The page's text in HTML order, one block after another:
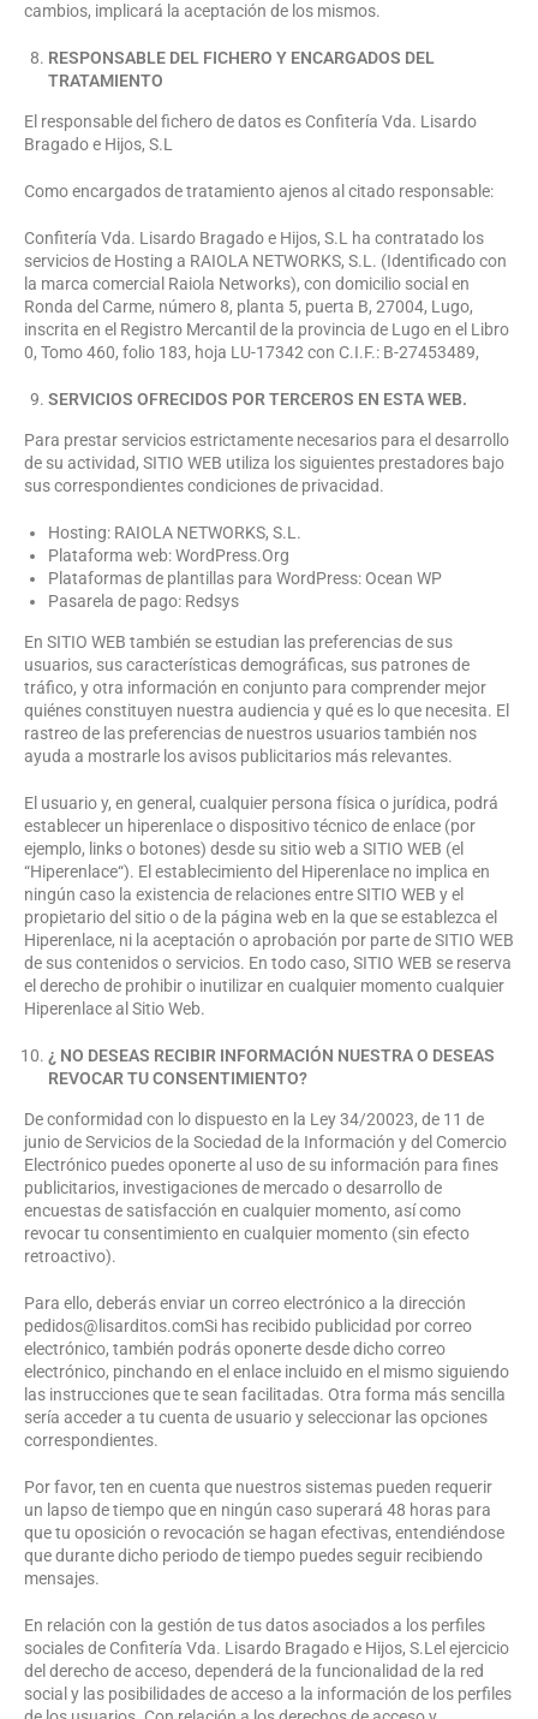
cambios, implicará la aceptación de los mismos.
RESPONSABLE DEL FICHERO Y ENCARGADOS DEL
TRATAMIENTO
El responsable del fichero de datos es Confitería Vda. Lisardo
Bragado e Hijos, S.L
Como encargados de tratamiento ajenos al citado responsable:
Confitería Vda. Lisardo Bragado e Hijos, S.L ha contratado los
servicios de Hosting a RAIOLA NETWORKS, S.L. (Identificado con
la marca comercial Raiola Networks), con domicilio social en
Ronda del Carme, número 8, planta 5, puerta B, 27004, Lugo,
inscrita en el Registro Mercantil de la provincia de Lugo en el Libro
0, Tomo 460, folio 183, hoja LU-17342 con C.I.F.: B-27453489,
SERVICIOS OFRECIDOS POR TERCEROS EN ESTA WEB.
Para prestar servicios estrictamente necesarios para el desarrollo
de su actividad, SITIO WEB utiliza los siguientes prestadores bajo
sus correspondientes condiciones de privacidad.
Hosting: RAIOLA NETWORKS, S.L.
Plataforma web: WordPress.Org
Plataformas de plantillas para WordPress: Ocean WP
Pasarela de pago: Redsys
En SITIO WEB también se estudian las preferencias de sus
usuarios, sus características demográficas, sus patrones de
tráfico, y otra información en conjunto para comprender mejor
quiénes constituyen nuestra audiencia y qué es lo que necesita. El
rastreo de las preferencias de nuestros usuarios también nos
ayuda a mostrarle los avisos publicitarios más relevantes.
El usuario y, en general, cualquier persona física o jurídica, podrá
establecer un hiperenlace o dispositivo técnico de enlace (por
ejemplo, links o botones) desde su sitio web a SITIO WEB (el
“Hiperenlace“). El establecimiento del Hiperenlace no implica en
ningún caso la existencia de relaciones entre SITIO WEB y el
propietario del sitio o de la página web en la que se establezca el
Hiperenlace, ni la aceptación o aprobación por parte de SITIO WEB
de sus contenidos o servicios. En todo caso, SITIO WEB se reserva
el derecho de prohibir o inutilizar en cualquier momento cualquier
Hiperenlace al Sitio Web.
¿ NO DESEAS RECIBIR INFORMACIÓN NUESTRA O DESEAS
REVOCAR TU CONSENTIMIENTO?
De conformidad con lo dispuesto en la Ley 34/20023, de 11 de
junio de Servicios de la Sociedad de la Información y del Comercio
Electrónico puedes oponerte al uso de su información para fines
publicitarios, investigaciones de mercado o desarrollo de
encuestas de satisfacción en cualquier momento, así como
revocar tu consentimiento en cualquier momento (sin efecto
retroactivo).
Para ello, deberás enviar un correo electrónico a la dirección
pedidos@lisarditos.comSi has recibido publicidad por correo
electrónico, también podrás oponerte desde dicho correo
electrónico, pinchando en el enlace incluido en el mismo siguiendo
las instrucciones que te sean facilitadas. Otra forma más sencilla
sería acceder a tu cuenta de usuario y seleccionar las opciones
correspondientes.
Por favor, ten en cuenta que nuestros sistemas pueden requerir
un lapso de tiempo que en ningún caso superará 48 horas para
que tu oposición o revocación se hagan efectivas, entendiéndose
que durante dicho periodo de tiempo puedes seguir recibiendo
mensajes.
En relación con la gestión de tus datos asociados a los perfiles
sociales de Confitería Vda. Lisardo Bragado e Hijos, S.Lel ejercicio
del derecho de acceso, dependerá de la funcionalidad de la red
social y las posibilidades de acceso a la información de los perfiles